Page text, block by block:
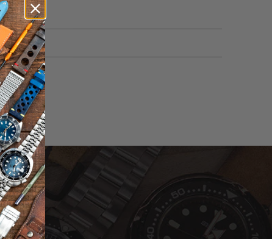
لم يتم
اشترك للحصول على آخر الأخبار حول المبيعات | الإصدارات الجديدة & المزيد …